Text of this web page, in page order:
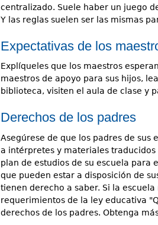
centralizado. Suele haber un juego
Y las reglas suelen ser las mismas
Expectativas de los
Explíqueles que los maestros
maestros de apoyo para sus hijos,
biblioteca, visiten el aula de clase y
Derechos de los padres
Asegúrese de que los padres de sus
a intérpretes y materiales
plan de estudios de su escuela para
que pueden estar a disposición de
tienen derecho a saber. Si la
requerimientos de la ley educativa
derechos de los padres. Obtenga